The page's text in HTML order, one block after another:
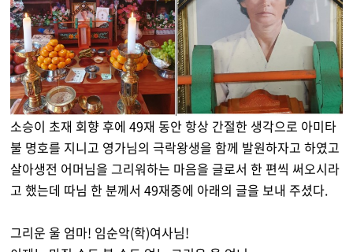
소승이 초재 회향 후에 49재 동안 항상 간절한 생각으로 아미타
불 명호를 지니고 영가님의 극락왕생을 함께 발원하자고 하였고
살아생전 어머님을 그리워하는 마음을 글로서 한 편씩 써오시라
고 했는데 따님 한 분께서 49재중에 아래의 글을 보내 주셨다.
그리운 울 엄마! 임순악(학)여사님!